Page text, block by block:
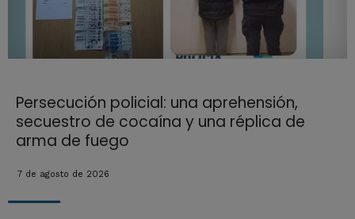
Persecución policial: una aprehensión,
secuestro de cocaína y una réplica de
arma de fuego
7 de agosto de 2026